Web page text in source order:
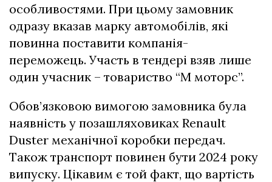
особливостями. При цьому замовник
одразу вказав марку автомобілів, які
повинна поставити компанія-
переможець. Участь в тендері взяв лише
один учасник – товариство “М моторс”.
Обов’язковою вимогою замовника була
наявність у позашляховиках Renault
Duster механічної коробки передач.
Також транспорт повинен бути 2024 року
випуску. Цікавим є той факт, що вартість